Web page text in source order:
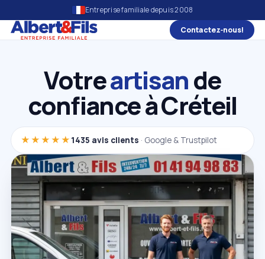
Entreprise familiale depuis 2008
Contactez‑nous!
Votreartisande
confiance à Créteil
★★★★★ 1435 avis clients · Google & Trustpilot